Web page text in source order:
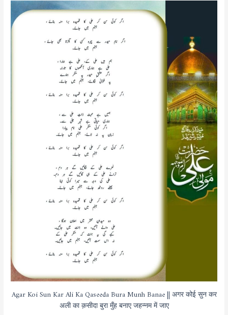
Agar Koi Sun Kar Ali Ka Qaseeda Bura Munh Banae || अगर कोई सुन कर
अली का क़सीदा बुरा मुँह बनाए जहन्नम में जाए